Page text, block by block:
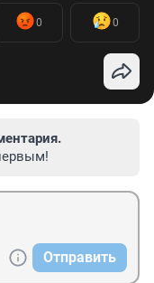
0 0
Отправить